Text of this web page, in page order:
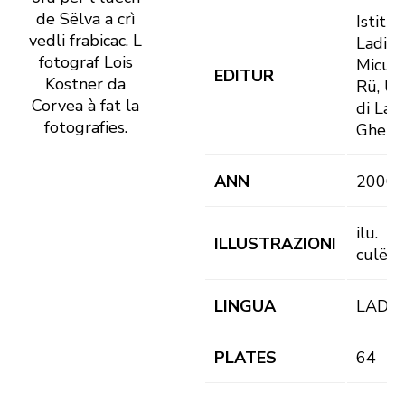
de Sëlva a crì
vedli frabicac. L
fotograf Lois
Kostner da
Corvea à fat la
fotografies.
EDITUR
Istitut
Ladin
Rü,
di
ANN 2000
ILLUSTRAZIONI
ilu.
LINGUA LAD
PLATES 64